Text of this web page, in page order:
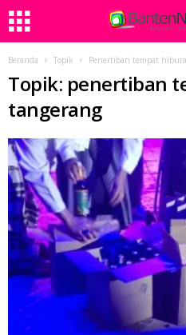
Beranda Topik Penertiban tempat
Topik: penertiban
tangerang